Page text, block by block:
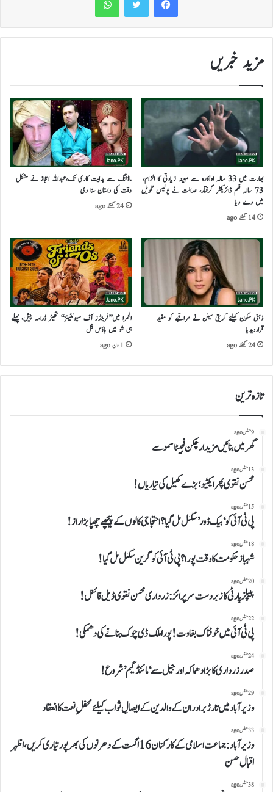
مزید خبریں
بھارت میں 33 سالہ اداکارہ سے مبینہ زیادتی کا الزام،
73 سالہ فلم ڈائریکٹر گرفتار، عدالت نے پولیس تحویل
میں دے دیا
14 گھنٹے ago
ماڈلنگ سے ہدایت کاری تک،عبداللہ اعجاز نے مشکل
وقت کی داستان سنا دی
24 گھنٹے ago
ذہنی سکون کیلئے کریتی سینن نے مراقبے کو مفید
قراردیدیا
24 گھنٹے ago
الحمرا میں’’فرینڈز آف سیونٹینز‘‘ تھیٹر ڈرامہ پیش، پہلے
ہی شو میں ہاؤس فل
1 دن ago
تازہ ترین
9 منٹس ago
گھرمیں بنائیں مزیدار چکن فجیٹا سموسے
13 منٹس ago
محسن نقوی پھر ایکٹیو؛ بڑے کھیل کی تیاریاں!
15 منٹس ago
پی ٹی آئی کو ‘بیک ڈور’ سگنل مل گیا؟احتجاجی کالوں کے پیچھے چھپا بڑا راز!
18 منٹس ago
​شہباز حکومت کا وقت پورا؟​پی ٹی آئی کو گرین سگنل مل گیا!
20 منٹس ago
پیپلز پارٹی کا زبردست سرپرائز:زرداری محسن نقوی ڈیل فائنل!
22 منٹس ago
پی ٹی آئی میں خوفناک بغاوت! پورا ملک ڈی چوک بنانے کی دھمکی!
24 منٹس ago
​صدر زرداری کا بڑا دھماکہ اور جیل سے ‘مائنڈ گیم’ شروع!
29 منٹس ago
وزیرآباد میں تارڑ برادران کے والدین کے ایصالِ ثواب کیلئے محفلِ نعت کا انعقاد
33 منٹس ago
وزیرآباد:جماعت اسلامی کے کارکنان16 اگست کے دھرنوں کی بھرپور تیاری کریں، اظہر
اقبال حسن
38 منٹس ago